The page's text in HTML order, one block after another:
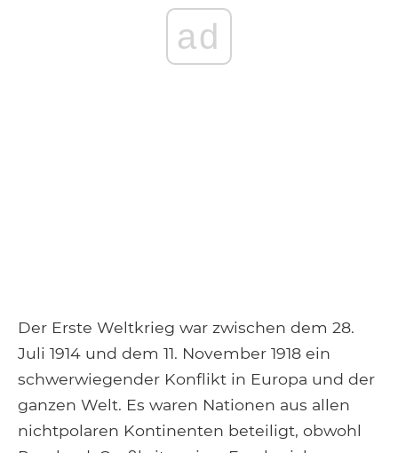
ad
Der Erste Weltkrieg war zwischen dem 28.
Juli 1914 und dem 11. November 1918 ein
schwerwiegender Konflikt in Europa und der
ganzen Welt. Es waren Nationen aus allen
nichtpolaren Kontinenten beteiligt, obwohl